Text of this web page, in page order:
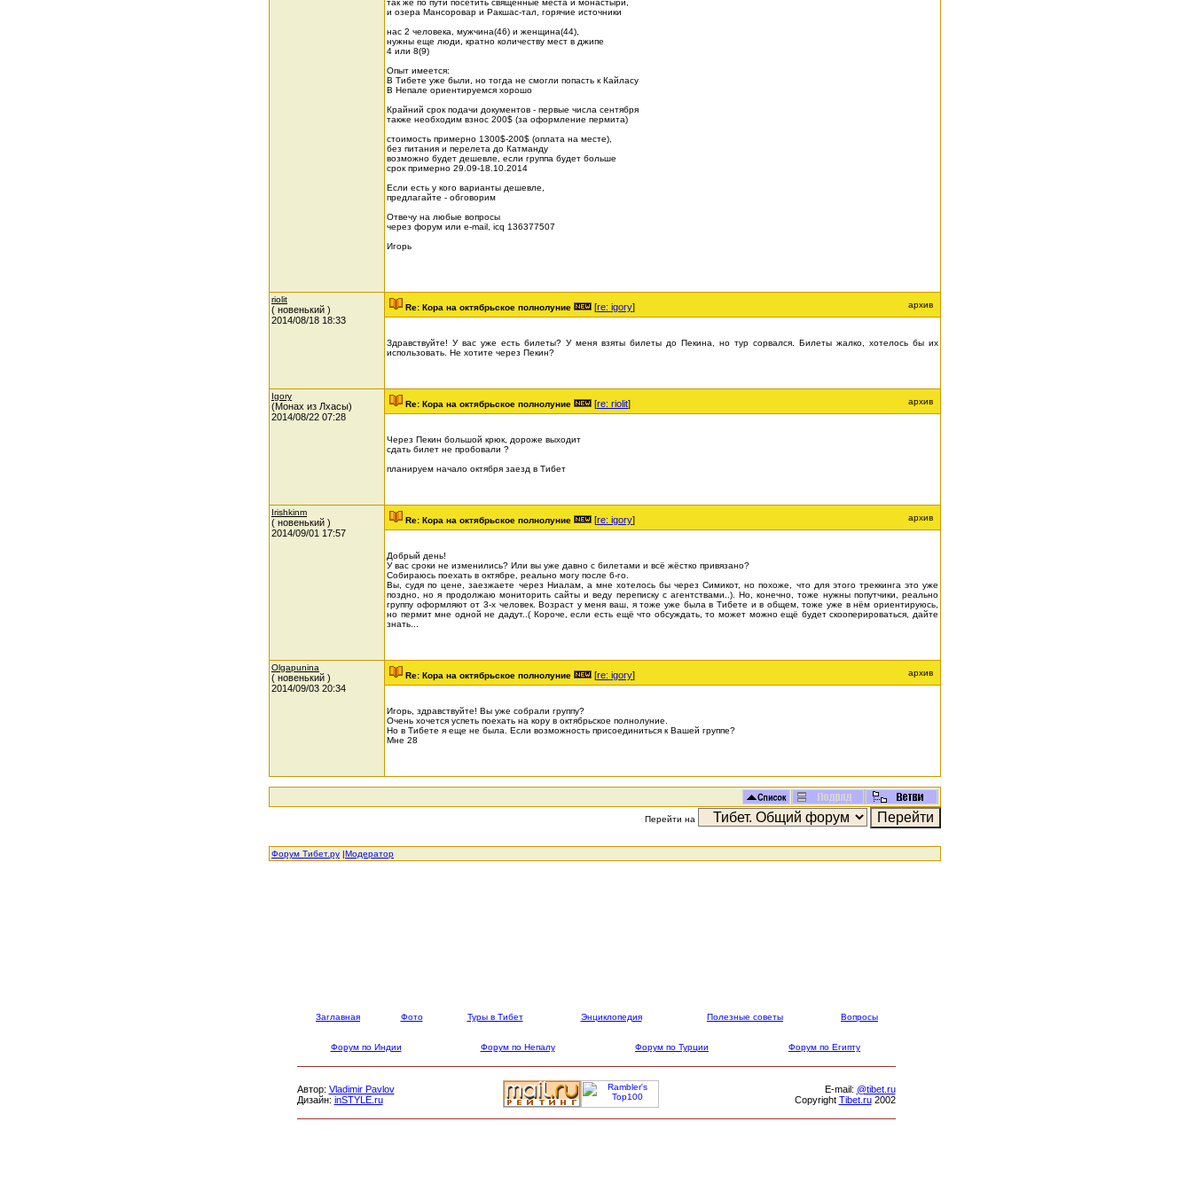
так же по пути посетить священные места и монастыри,
и озера Мансоровар и Ракшас-тал, горячие источники
нас 2 человека, мужчина(46) и женщина(44),
нужны еще люди, кратно количеству мест в джипе
4 или 8(9)
Опыт имеется:
В Тибете уже были, но тогда не смогли попасть к Кайласу
В Непале ориентируемся хорошо
Крайний срок подачи документов - первые числа сентября
также необходим взнос 200$ (за оформление пермита)
стоимость примерно 1300$-200$ (оплата на месте),
без питания и перелета до Катманду
возможно будет дешевле, если группа будет больше
срок примерно 29.09-18.10.2014
Если есть у кого варианты дешевле,
предлагайте - обговорим
Отвечу на любые вопросы
через форум или e-mail, icq 136377507
Игорь
riolit
( новенький )
2014/08/18 18:33
Re: Кора на октябрьское полнолуние [re: igory] архив
Здравствуйте! У вас уже есть билеты? У меня взяты билеты до Пекина, но тур сорвался. Билеты жалко, хотелось бы их
использовать. Не хотите через Пекин?
Igory
(Монах из Лхасы)
2014/08/22 07:28
Re: Кора на октябрьское полнолуние [re: riolit] архив
Через Пекин большой крюк, дороже выходит
сдать билет не пробовали ?
планируем начало октября заезд в Тибет
Irishkinm
( новенький )
2014/09/01 17:57
Re: Кора на октябрьское полнолуние [re: igory] архив
Добрый день!
У вас сроки не изменились? Или вы уже давно с билетами и всё жёстко привязано?
Собираюсь поехать в октябре, реально могу после 6-го.
Вы, судя по цене, заезжаете через Ниалам, а мне хотелось бы через Симикот, но похоже, что для этого треккинга это уже
поздно, но я продолжаю мониторить сайты и веду переписку с агентствами..). Но, конечно, тоже нужны попутчики, реально
группу оформляют от 3-х человек. Возраст у меня ваш, я тоже уже была в Тибете и в общем, тоже уже в нём ориентируюсь,
но пермит мне одной не дадут..( Короче, если есть ещё что обсуждать, то может можно ещё будет скооперироваться, дайте
знать...
Olgapunina
( новенький )
2014/09/03 20:34
Re: Кора на октябрьское полнолуние [re: igory] архив
Игорь, здравствуйте! Вы уже собрали группу?
Очень хочется успеть поехать на кору в октябрьское полнолуние.
Но в Тибете я еще не была. Если возможность присоединиться к Вашей группе?
Мне 28
Перейти на
Форум Тибет.ру |Модератор
Заглавная Фото Туры в Тибет Энциклопедия Полезные советы Вопросы
Форум по Индии Форум по Непалу Форум по Турции Форум по Египту
Автор: Vladimir Pavlov
Дизайн: inSTYLE.ru
Е-mail: @tibet.ru
Copyright Tibet.ru2002